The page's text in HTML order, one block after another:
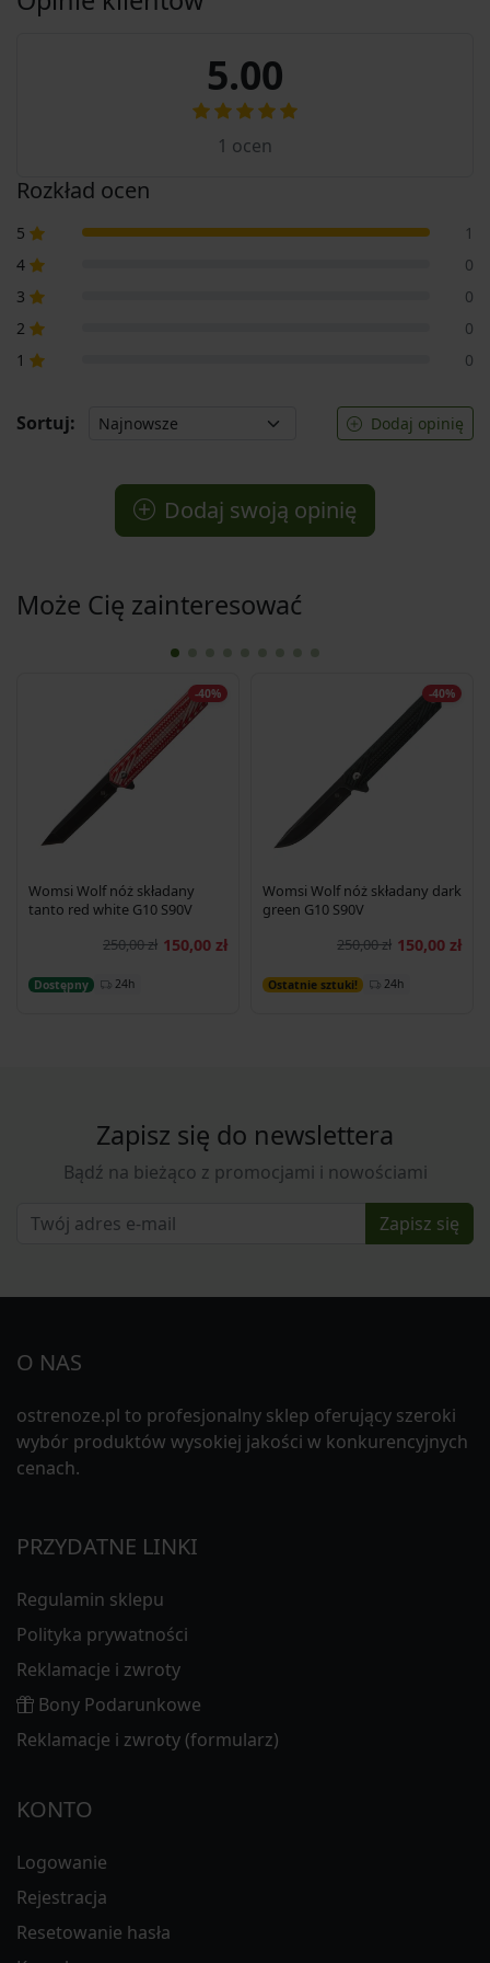
5.00
1 ocen
Rozkład ocen
5
1
4
0
3
0
2
0
1
0
Sortuj: Dodaj opinię
Dodaj swoją opinię
Może Cię zainteresować
-40%
Womsi Wolf nóż składany
tanto red white G10 S90V
250,00 zł 150,00 zł
Dostępny 24h
Dodaj do koszyka
-40%
Womsi Wolf nóż składany dark
green G10 S90V
250,00 zł 150,00 zł
Ostatnie sztuki! 24h
Dodaj do koszyka
Zapisz się do newslettera
Bądź na bieżąco z promocjami i nowościami
Zapisz się
O NAS
ostrenoze.pl to profesjonalny sklep oferujący szeroki
wybór produktów wysokiej jakości w konkurencyjnych
cenach.
PRZYDATNE LINKI
Regulamin sklepu
Polityka prywatności
Reklamacje i zwroty
Bony Podarunkowe
Reklamacje i zwroty (formularz)
KONTO
Logowanie
Rejestracja
Resetowanie hasła